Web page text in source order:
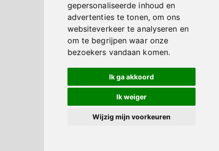
gepersonaliseerde inhoud en
advertenties te tonen, om ons
websiteverkeer te analyseren en
om te begrijpen waar onze
bezoekers vandaan komen.
Ik ga akkoord
Ik weiger
Wijzig mijn voorkeuren